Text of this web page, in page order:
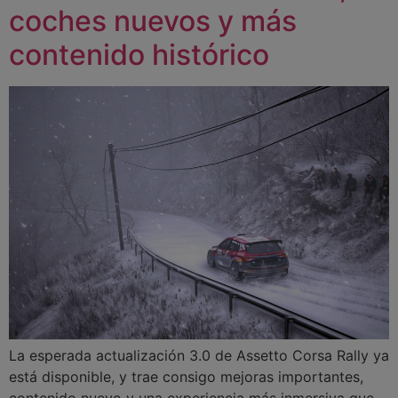
coches nuevos y más
contenido histórico
La esperada actualización 3.0 de Assetto Corsa Rally ya
está disponible, y trae consigo mejoras importantes,